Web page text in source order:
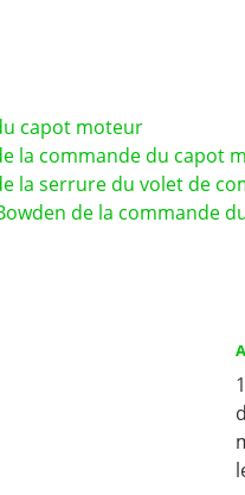
capot moteur
la commande du capot
la serrure du volet de
de la commande